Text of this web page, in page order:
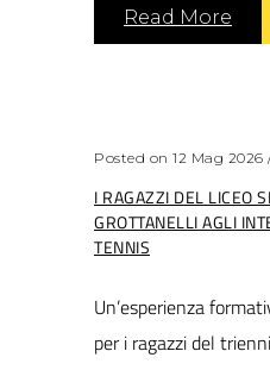
Read More
Posted on 12 Mag 2026
I RAGAZZI DEL LICEO
GROTTANELLI AGLI
TENNIS
Un’esperienza
per i ragazzi del